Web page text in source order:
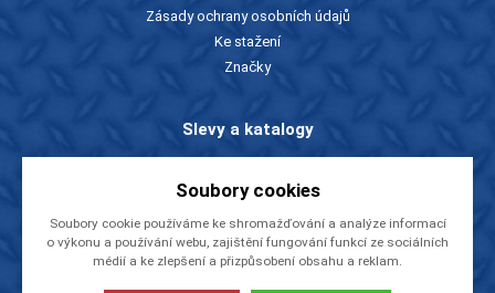
Zásady ochrany osobních údajů
Ke stažení
Značky
Slevy a katalogy
Ceníky a katalogy
Rady a tipy
Soubory cookies
Soubory cookie používáme ke shromažďování a analýze informací
o výkonu a používání webu, zajištění fungování funkcí ze sociálních
médií a ke zlepšení a přizpůsobení obsahu a reklam.